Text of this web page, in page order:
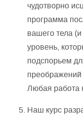
чудотворно
программа
вашего тела
уровень,
подспорьем
Любая работа
Наш курс